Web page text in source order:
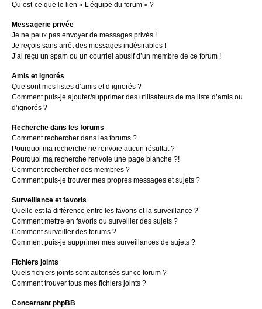
Qu’est-ce que le lien « L’équipe du forum » ?
Messagerie privée
Je ne peux pas envoyer de messages privés !
Je reçois sans arrêt des messages indésirables !
J’ai reçu un spam ou un courriel abusif d’un membre de ce forum !
Amis et ignorés
Que sont mes listes d’amis et d’ignorés ?
Comment puis-je ajouter/supprimer des utilisateurs de ma liste d’amis ou
d’ignorés ?
Recherche dans les forums
Comment rechercher dans les forums ?
Pourquoi ma recherche ne renvoie aucun résultat ?
Pourquoi ma recherche renvoie une page blanche ?!
Comment rechercher des membres ?
Comment puis-je trouver mes propres messages et sujets ?
Surveillance et favoris
Quelle est la différence entre les favoris et la surveillance ?
Comment mettre en favoris ou surveiller des sujets ?
Comment surveiller des forums ?
Comment puis-je supprimer mes surveillances de sujets ?
Fichiers joints
Quels fichiers joints sont autorisés sur ce forum ?
Comment trouver tous mes fichiers joints ?
Concernant phpBB